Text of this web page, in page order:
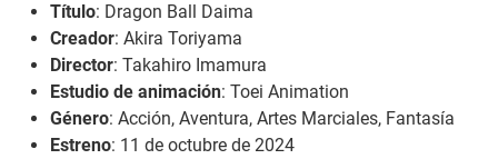
Título: Dragon Ball Daima
Creador: Akira Toriyama
Director: Takahiro Imamura
Estudio de animación: Toei Animation
Género: Acción, Aventura, Artes Marciales, Fantasía
Estreno: 11 de octubre de 2024